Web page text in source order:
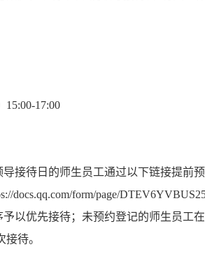
17:00
接待日的师生员工通过以下链接提前
docs.qq.com/form/page/
以优先接待；未预约登记的师生员工
待。